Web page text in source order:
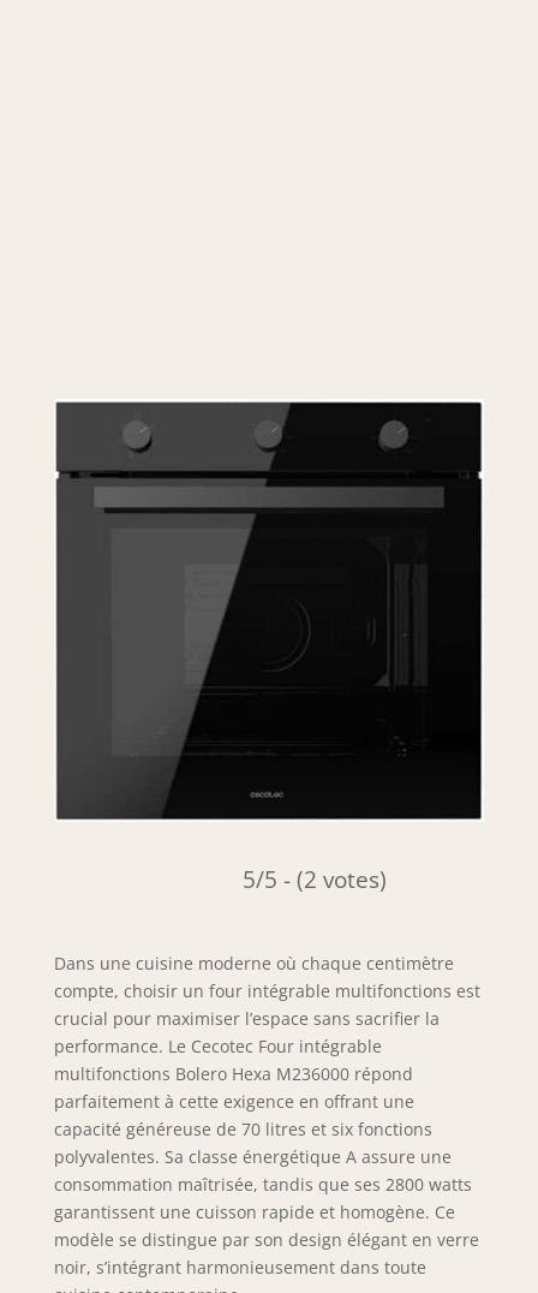
5/5 - (2 votes)
Dans une cuisine moderne où chaque centimètre
compte, choisir un four intégrable multifonctions est
crucial pour maximiser l’espace sans sacrifier la
performance. Le Cecotec Four intégrable
multifonctions Bolero Hexa M236000 répond
parfaitement à cette exigence en offrant une
capacité généreuse de 70 litres et six fonctions
polyvalentes. Sa classe énergétique A assure une
consommation maîtrisée, tandis que ses 2800 watts
garantissent une cuisson rapide et homogène. Ce
modèle se distingue par son design élégant en verre
noir, s’intégrant harmonieusement dans toute